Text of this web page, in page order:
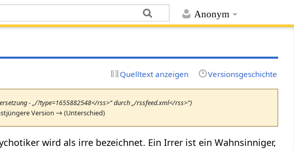
Anonym
Quelltext anzeigen Versionsgeschichte
- „/?type=1655882548</rss>“ durch „/rssfeed.xml</rss>“)
Version → (Unterschied)
wird als irre bezeichnet. Ein Irrer ist ein Wahnsinniger,